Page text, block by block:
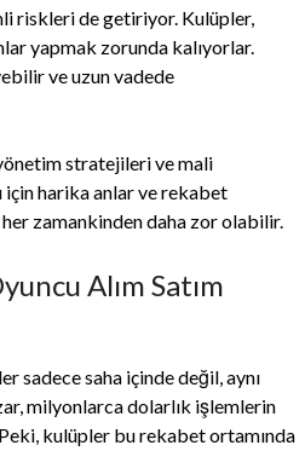
riskleri de getiriyor. Kulüpler,
yapmak zorunda kalıyorlar.
ve uzun vadede
stratejileri ve mali
için harika anlar ve rekabet
zamankinden daha zor olabilir.
Alım Satım
sadece saha içinde değil, aynı
milyonlarca dolarlık işlemlerin
kulüpler bu rekabet ortamında